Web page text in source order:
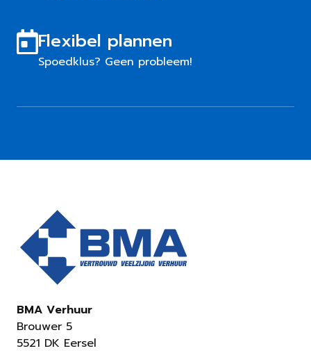
Flexibel plannen
Spoedklus? Geen probleem!
BMA Verhuur
Brouwer 5
5521 DK Eersel